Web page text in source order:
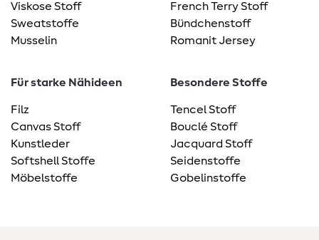
Viskose Stoff
Sweatstoffe
Musselin
French Terry Stoff
Bündchenstoff
Romanit Jersey
Für starke Nähideen
Filz
Canvas Stoff
Kunstleder
Softshell Stoffe
Möbelstoffe
Besondere Stoffe
Tencel Stoff
Bouclé Stoff
Jacquard Stoff
Seidenstoffe
Gobelinstoffe